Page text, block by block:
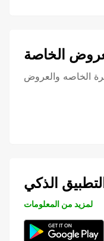
الخاصة
الخاصه والعروض
التطبيق الذكي
لمزيد من المعلومات